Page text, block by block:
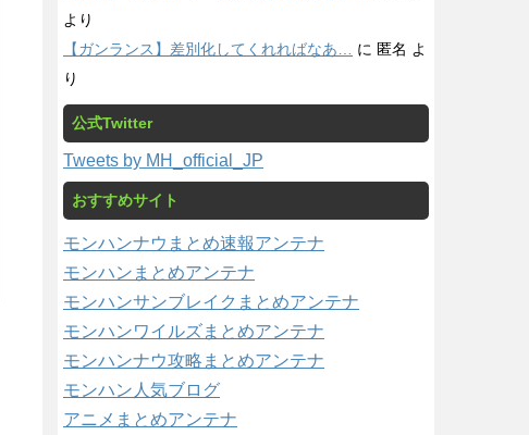
より
【ガンランス】差別化してくれればなあ…
に 匿名 よ
り
公式Twitter
Tweets by MH_official_JP
おすすめサイト
モンハンナウまとめ速報アンテナ
モンハンまとめアンテナ
モンハンサンブレイクまとめアンテナ
モンハンワイルズまとめアンテナ
モンハンナウ攻略まとめアンテナ
モンハン人気ブログ
アニメまとめアンテナ